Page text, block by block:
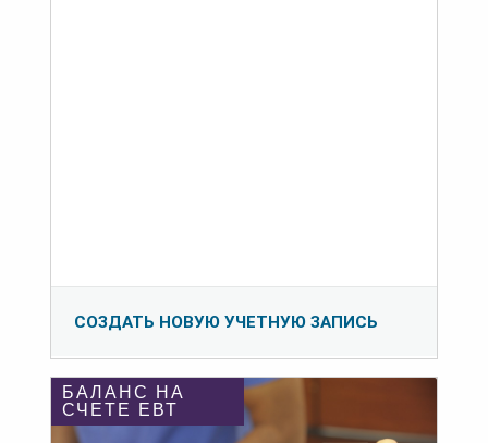
СОЗДАТЬ НОВУЮ УЧЕТНУЮ ЗАПИСЬ
БАЛАНС НА
СЧЕТЕ ЕВТ